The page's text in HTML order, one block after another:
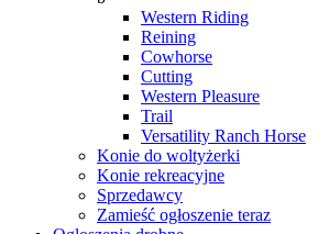
Western Riding
Reining
Cowhorse
Cutting
Western Pleasure
Trail
Versatility Ranch Horse
Konie do woltyżerki
Konie rekreacyjne
Sprzedawcy
Zamieść ogłoszenie teraz